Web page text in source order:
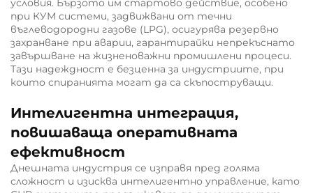
условия. Бързото им стартово действие, особено
при КУМ системи, задвижвани от течни
въглеводородни газове (LPG), осигурява резервно
захранване при аварии, гарантирайки непрекъснато
завършване на жизненоважни промишлени процеси.
Тази надеждност е безценна за индустриите, при
които спиранията могат да са скъпоструващи.
Интелигентна интеграция,
повишаваща оперативната
ефективност
Днешната индустрия се изправя пред голяма
сложност и изисква интелигентно управление, като